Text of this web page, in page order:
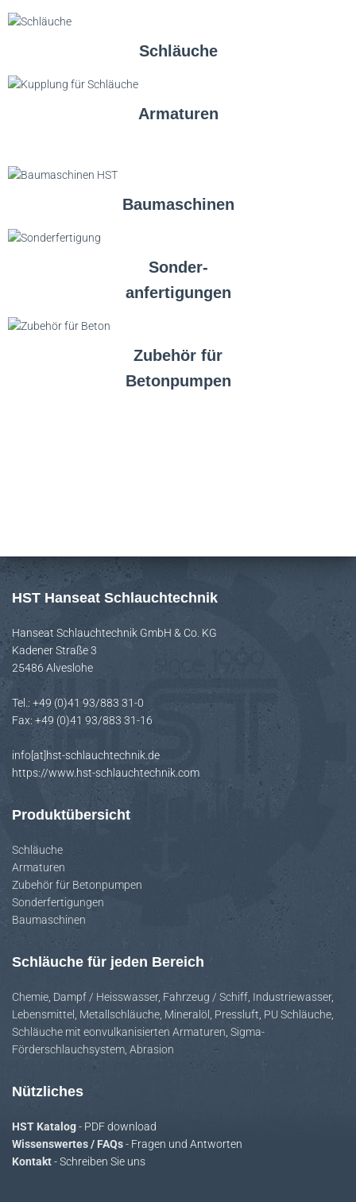
Schläuche
Armaturen
Baumaschinen
Sonder-
anfertigungen
Zubehör für
Betonpumpen
HST Hanseat Schlauchtechnik
Hanseat Schlauchtechnik GmbH & Co. KG
Kadener Straße 3
25486 Alveslohe
Tel.: +49 (0)41 93/883 31-0
Fax: +49 (0)41 93/883 31-16
info[at]hst-schlauchtechnik.de
https://www.hst-schlauchtechnik.com
Produktübersicht
Schläuche
Armaturen
Zubehör für Betonpumpen
Sonderfertigungen
Baumaschinen
Schläuche für jeden Bereich
Chemie Dampf / Heisswasser, Fahrzeug / Schiff Industriewasser,
Lebensmittel
Metallschläuche Mineralöl Pressluft PU Schläuche
Schläuche mit eonvulkanisierten Armaturen Sigma-
Förderschlauchsystem Abrasion
Nützliches
HST Katalog- PDF download
Wissenswertes / FAQs- Fragen und Antworten
Kontakt- Schreiben Sie uns